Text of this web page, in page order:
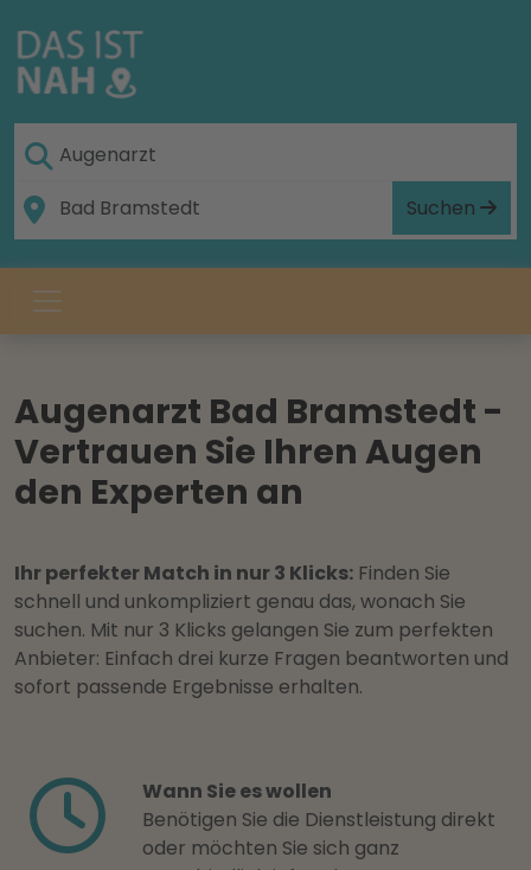
Suchen
Augenarzt Bad Bramstedt -
Vertrauen Sie Ihren Augen
den Experten an
Ihr perfekter Match in nur 3 Klicks: Finden Sie
schnell und unkompliziert genau das, wonach Sie
suchen. Mit nur 3 Klicks gelangen Sie zum perfekten
Anbieter: Einfach drei kurze Fragen beantworten und
sofort passende Ergebnisse erhalten.
Wann Sie es wollen
Benötigen Sie die Dienstleistung direkt
oder möchten Sie sich ganz